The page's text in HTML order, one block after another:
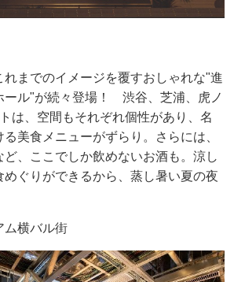
までのイメージを覆すおしゃれな"進
ール"が続々登場！ 渋谷、芝浦、虎ノ
は、空間もそれぞれ個性があり、名
美食メニューがずらり。さらには、
、ここでしか飲めないお酒も。涼し
めぐりができるから、蒸し暑い夏の夜
横バル街